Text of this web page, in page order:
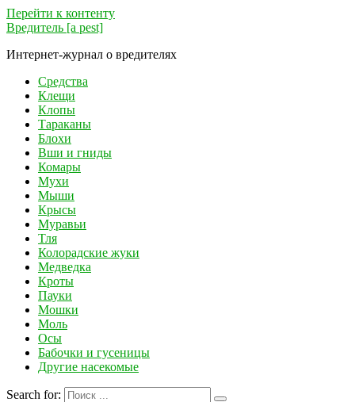
Перейти к контенту
Вредитель [a pest]
Интернет-журнал о вредителях
Средства
Клещи
Клопы
Тараканы
Блохи
Вши и гниды
Комары
Мухи
Мыши
Крысы
Муравьи
Тля
Колорадские жуки
Медведка
Кроты
Пауки
Мошки
Моль
Осы
Бабочки и гусеницы
Другие насекомые
Search for: